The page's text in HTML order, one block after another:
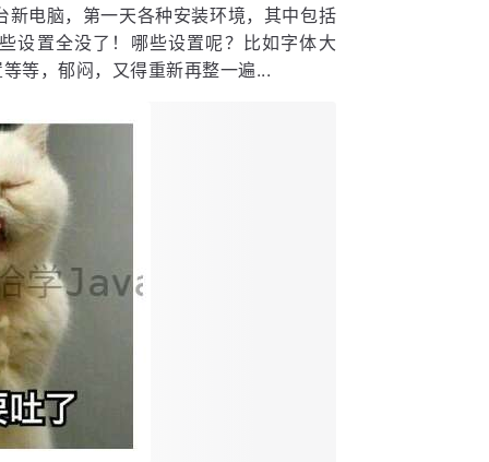
电脑，第一天各种安装环境，其中包括
设置全没了！哪些设置呢？比如字体大
等，郁闷，又得重新再整一遍...